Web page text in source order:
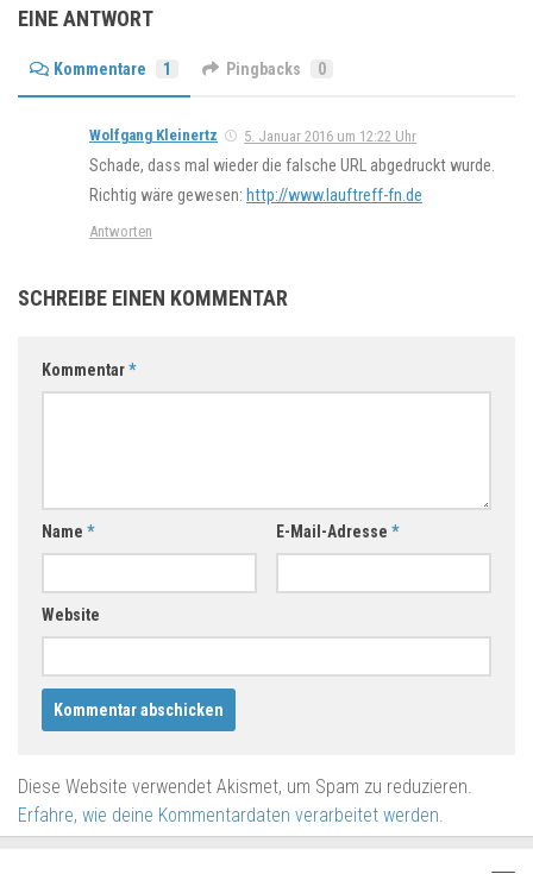
EINE ANTWORT
Kommentare 1 Pingbacks 0
Wolfgang Kleinertz 5. Januar 2016 um 12:22 Uhr
Schade, dass mal wieder die falsche URL abgedruckt wurde.
Richtig wäre gewesen: http://www.lauftreff-fn.de
Antworten
SCHREIBE EINEN KOMMENTAR
Kommentar*
Name * E-Mail-Adresse *
Website
Diese Website verwendet Akismet, um Spam zu reduzieren.
Erfahre, wie deine Kommentardaten verarbeitet werden.